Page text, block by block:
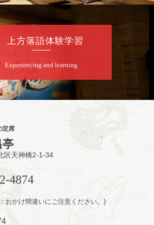
／笑福亭仁福／幸助福助（漫才）／桂春
8月9日（日）
らのらくご会④
太「まんじゅうこわい」／桂三度「青
／桂三実「ミュージック野菜ステーショ
／桂九ノ一「胴乱の幸助」／代走みつく
なんのこっちゃねんあれこれ」
：午後6時（5時30分開場）全席指定
3,000円 当日3,500円
合せ：らららのらくご会予約事務局
6976-1777 email：
上方落語体験学習
Experiencing and learning
定席
亭
区天神橋2-1-34
4874
：おかけ間違いにご注意ください。)